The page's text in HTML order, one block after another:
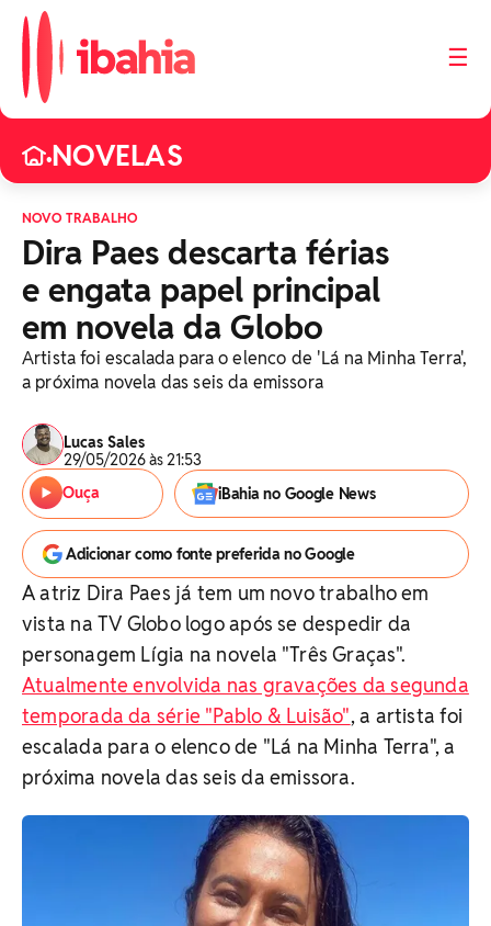
☰
•NOVELAS
NOVO TRABALHO
Dira Paes descarta férias
e engata papel principal
em novela da Globo
Artista foi escalada para o elenco de 'Lá na Minha Terra',
a próxima novela das seis da emissora
Lucas Sales
29/05/2026 às 21:53
Ouça
iBahia no Google News
Adicionar como fonte preferida no Google
A atriz Dira Paes já tem um novo trabalho em
vista na TV Globo logo após se despedir da
personagem Lígia na novela "Três Graças".
Atualmente envolvida nas gravações da segunda
temporada da série "Pablo & Luisão", a artista foi
escalada para o elenco de "Lá na Minha Terra", a
próxima novela das seis da emissora.